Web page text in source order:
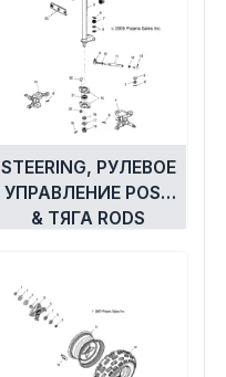
STEERING, РУЛЕВОЕ
УПРАВЛЕНИЕ POST
& ТЯГА RODS